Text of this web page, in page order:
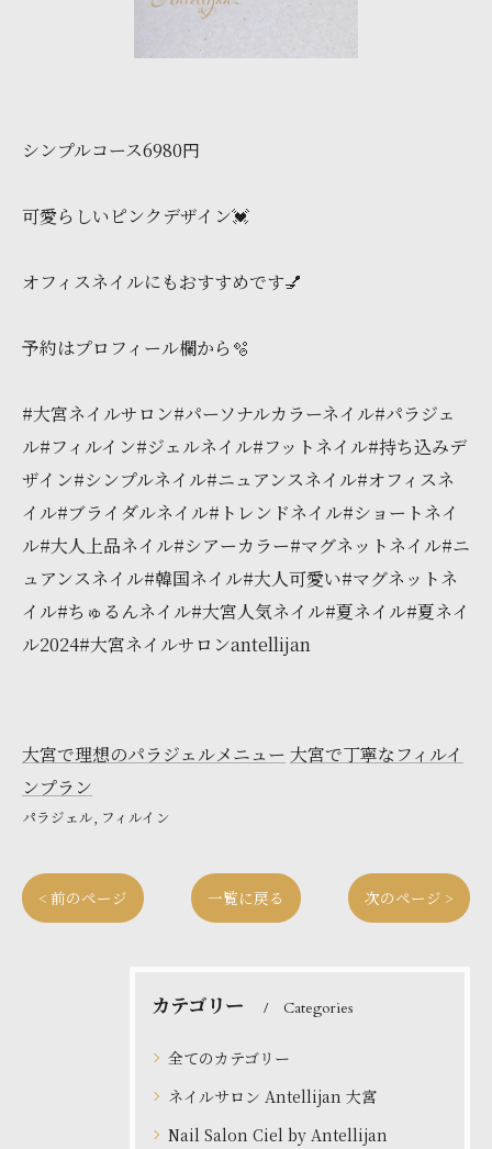
シンプルコース6980円
可愛らしいピンクデザイン💓
オフィスネイルにもおすすめです💅
予約はプロフィール欄から🫧
#大宮ネイルサロン#パーソナルカラーネイル#パラジェ
ル#フィルイン#ジェルネイル#フットネイル#持ち込みデ
ザイン#シンプルネイル#ニュアンスネイル#オフィスネ
イル#ブライダルネイル#トレンドネイル#ショートネイ
ル#大人上品ネイル#シアーカラー#マグネットネイル#ニ
ュアンスネイル#韓国ネイル#大人可愛い#マグネットネ
イル#ちゅるんネイル#大宮人気ネイル#夏ネイル#夏ネイ
ル2024#大宮ネイルサロンantellijan
大宮で理想のパラジェルメニュー 大宮で丁寧なフィルイ
ンプラン
パラジェル フィルイン
< 前のページ 一覧に戻る 次のページ >
カテゴリー Categories
全てのカテゴリー
ネイルサロン Antellijan 大宮
Nail Salon Ciel by Antellijan